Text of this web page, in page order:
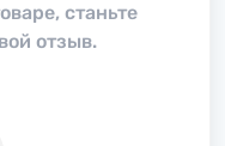
станьте
отзыв.